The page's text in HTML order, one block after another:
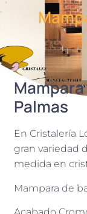
Mampara
Palmas
En Cristalería
gran variedad
medida en
Mampara de